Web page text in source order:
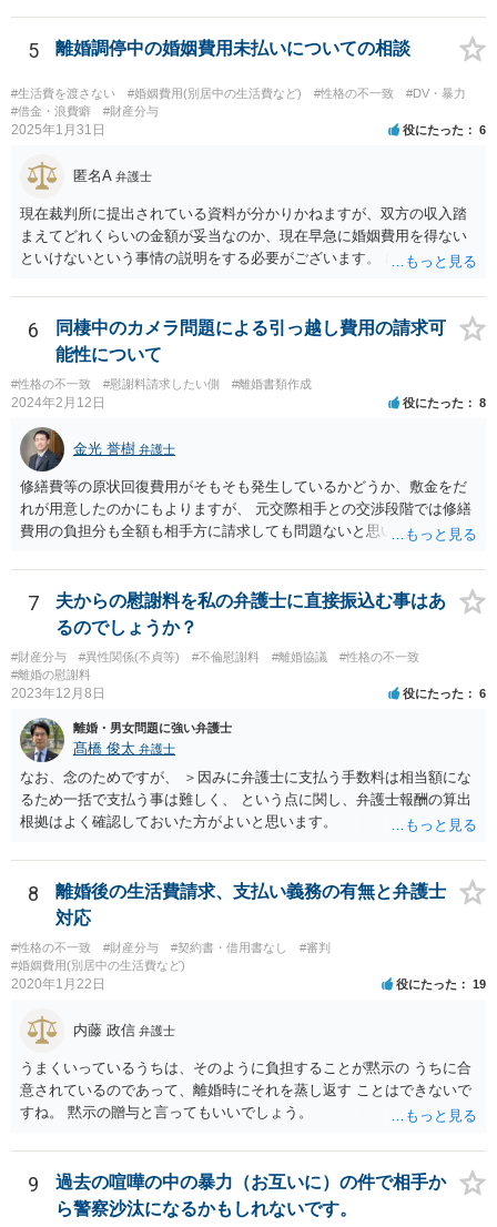
5 離婚調停中の婚姻費用未払いについての相談
#生活費を渡さない #婚姻費用(別居中の生活費など) #性格の不一致
#DV・暴力
#借金・浪費癖
#財産分与
2025年1月31日 役にたった 6
匿名A 弁護士
現在裁判所に提出されている資料が分かりかねますが、双方の収入踏
まえてどれくらいの金額が妥当なのか、現在早急に婚姻費用を得ない
といけないという事情の説明をする必要がございます。 出来なくはな
収入にもよりますが、弁護士費用を拠出することが困難でも法テラス
の利用等もございますので全体的な方針の相談をされることをおすす
めします。
6
同棲中のカメラ問題による引っ越し費用の請求可
能性について
#性格の不一致 #慰謝料請求したい側 #離婚書類作成
2024年2月12日 役にたった 8
金光 誉樹 弁護士
修繕費等の原状回復費用がそもそも発生しているかどうか、敷金をだ
れが用意したのかにもよりますが、 元交際相手との交渉段階では修繕
費用の負担分も全額も相手方に請求しても問題ないと思います。 少な
用は相手方がその危険を引き受けたと捉えることもできます。修繕費
用が争われる場合も、最低でも折半で対応するのが公平と考えます。
7
夫からの慰謝料を私の弁護士に直接振込む事はあ
るのでしょうか？
#財産分与 #異性関係(不貞等) #不倫慰謝料 #離婚協議
#性格の不一致
#離婚の慰謝料
2023年12月8日 役にたった 6
離婚・男女問題に強い弁護士
髙橋 俊太 弁護士
なお、念のためですが、 ＞因みに弁護士に支払う手数料は相当額にな
るため一括で支払う事は難しく、 という点に関し、弁護士報酬の算出
根拠はよく確認しておいた方がよいと思います。
8
離婚後の生活費請求、支払い義務の有無と弁護士
対応
#性格の不一致 #財産分与 #契約書・借用書なし
#審判
#婚姻費用(別居中の生活費など)
2020年1月22日 役にたった 19
内藤 政信 弁護士
うまくいっているうちは、そのように負担することが黙示の うちに合
意されているのであって、離婚時にそれを蒸し返す ことはできないで
すね。 黙示の贈与と言ってもいいでしょう。
9
過去の喧嘩の中の暴力（お互いに）の件で相手か
ら警察沙汰になるかもしれないです。